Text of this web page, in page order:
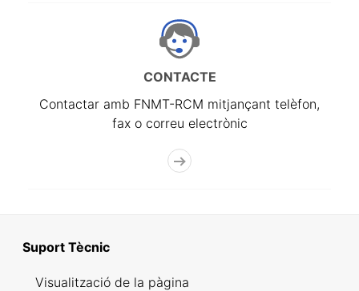
CONTACTE
Contactar amb FNMT-RCM mitjançant telèfon,
fax o correu electrònic
Suport Tècnic
Visualització de la pàgina